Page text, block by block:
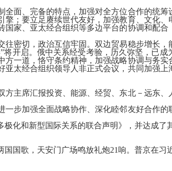
、完备的特点，加强对全方位合作的统筹
；要立足赓续世代友好，加强教育、文化
家、亚太经合组织等多边平台的协调和配
切，政治互信牢固。双边贸易稳步增长，
开启。俄中关系经受考验，历久弥坚，已
一道，恪守条约精神，加强战略协调与务
太经合组织领导人非正式会议，共同加强
席汇报投资、能源、经贸、东北－远东、
加强全面战略协作、深化睦邻友好合作的
和新型国际关系的联合声明》，并达成了
歌，天安门广场鸣放礼炮21响。普京在习